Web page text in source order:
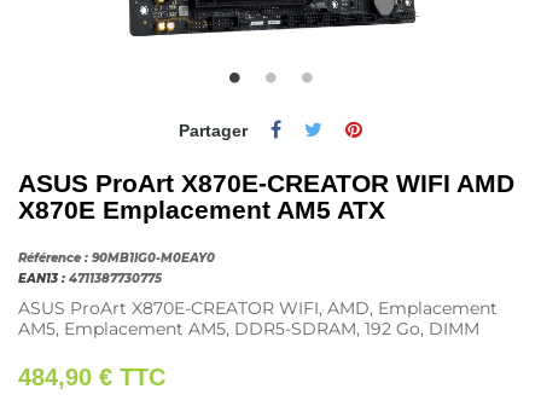
Partager
ASUS ProArt X870E-CREATOR WIFI AMD
X870E Emplacement AM5 ATX
Référence : 90MB1IG0-M0EAY0
EAN13 : 4711387730775
ASUS ProArt X870E-CREATOR WIFI, AMD, Emplacement
AM5, Emplacement AM5, DDR5-SDRAM, 192 Go, DIMM
484,90 € TTC